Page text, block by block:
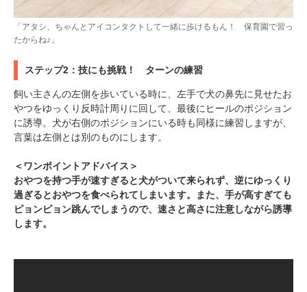
「アタシ、ちゃんとアイコンタクトして一緒に歩けるもん！ 保育園で習っ
たからね♪」
ステップ2：技にも挑戦！ ターンの練習
飼い主さんの左側を歩いている時に、左手で犬の鼻先に見せたお
やつをゆっくり反時計周りに回して、最後にヒールのポジション
に誘導。犬が右側のポジションにいる時も同様に練習しますが、
言葉は左側とは別のものにします。
＜ワンポイントアドバイス＞
おやつを持つ手が速すぎると犬がついて来られず、逆にゆっくり
過ぎるとおやつを食べられてしまいます。また、手が高すぎても
ピョンピョン跳んでしまうので、速さと高さに注意しながら誘導
します。